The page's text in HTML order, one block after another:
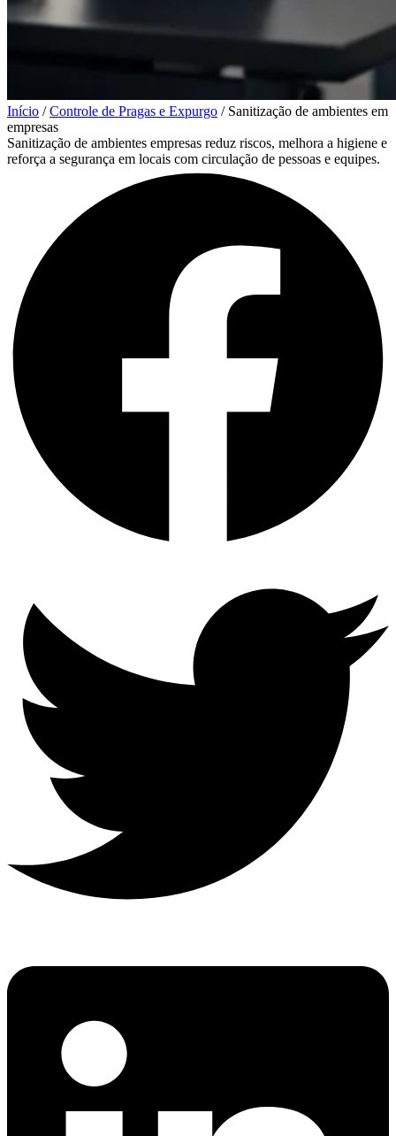
Início / Controle de Pragas e Expurgo /Sanitização de ambientes em
empresas
Sanitização de ambientes empresas reduz riscos, melhora a higiene e
reforça a segurança em locais com circulação de pessoas e equipes.